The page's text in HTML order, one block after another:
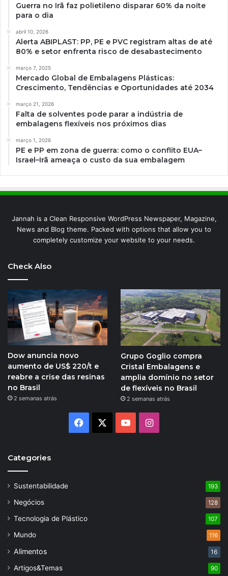
Guerra no Irã faz polietileno disparar 60% da noite
para o dia
abril 10, 2026
Alerta ABIPLAST: PP, PE e PVC registram altas de até
80% e setor enfrenta risco de desabastecimento
março 7, 2025
Mercado Global de Embalagens Plásticas:
Crescimento, Tendências e Oportunidades até 2034
março 21, 2026
Falta de solventes pode parar a indústria de
embalagens flexíveis nos próximos dias
março 1, 2026
PE e PP em zona de guerra: como o conflito EUA–
Israel–Irã ameaça o custo da sua embalagem
Jannah is a Clean Responsive WordPress Newspaper, Magazine,
News and Blog theme. Packed with options that allow you to
completely customize your website to your needs.
Check Also
Dow anuncia novo
aumento de US$ 220/t e
reabre a crise das resinas
no Brasil
2 semanas atrás
Grupo Goglio compra
Cristal Embalagens e
amplia domínio no setor
de flexíveis no Brasil
2 semanas atrás
Facebook YouTubeInstagram
Categories
Sustentabilidade 193
Negócios 128
Tecnologia de Plástico 107
Mundo 116
Alimentos 16
Artigos&Temas 90